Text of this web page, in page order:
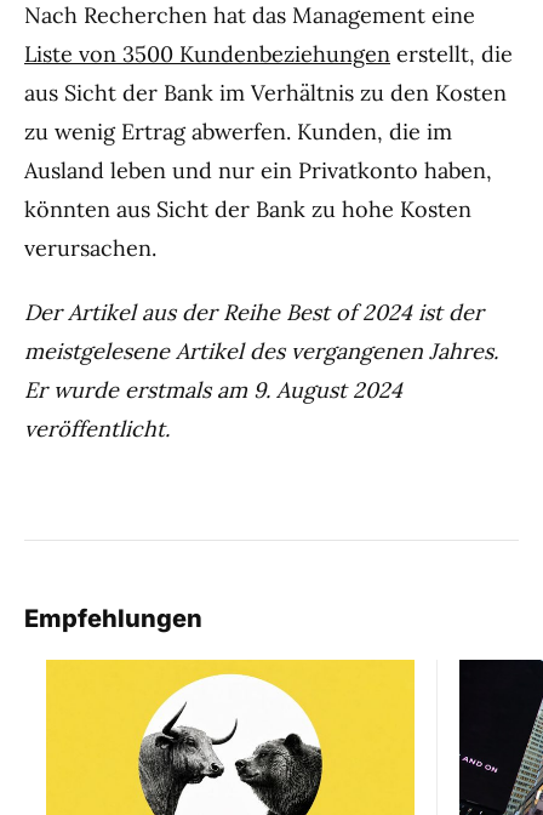
Nach Recherchen hat das Management eine
Liste von 3500 Kundenbeziehungen erstellt, die
aus Sicht der Bank im Verhältnis zu den Kosten
zu wenig Ertrag abwerfen. Kunden, die im
Ausland leben und nur ein Privatkonto haben,
könnten aus Sicht der Bank zu hohe Kosten
verursachen.
Der Artikel aus der Reihe Best of 2024 ist der
meistgelesene Artikel des vergangenen Jahres.
Er wurde erstmals am 9. August 2024
veröffentlicht.
Empfehlungen